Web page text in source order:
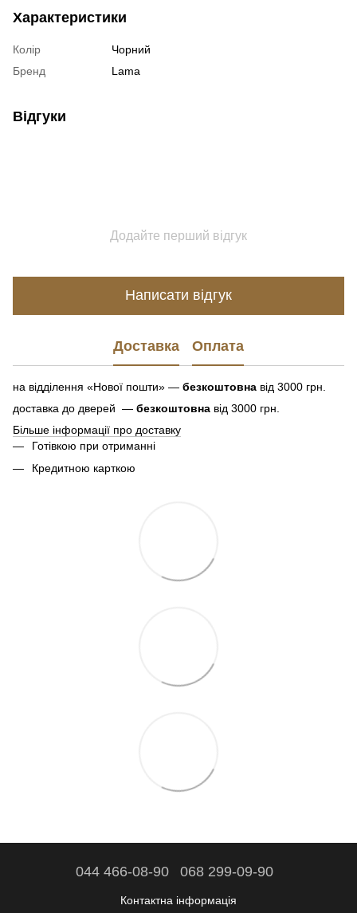
Характеристики
Колір
Чорний
Бренд
Lama
Відгуки
Додайте перший відгук
Написати відгук
Доставка Оплата
на відділення «Нової пошти» — безкоштовна від 3000 грн.
доставка до дверей — безкоштовна від 3000 грн.
Більше інформації про доставку
Готівкою при отриманні
Кредитною карткою
044 466-08-90 068 299-09-90
Контактна інформація